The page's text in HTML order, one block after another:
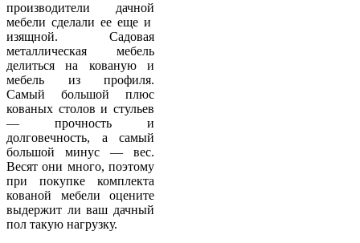
производители дачной
мебели сделали ее еще и
изящной. Садовая
металлическая мебель
делиться на кованую и
мебель из профиля.
Самый большой плюс
кованых столов и стульев
— прочность и
долговечность, а самый
большой минус — вес.
Весят они много, поэтому
при покупке комплекта
кованой мебели оцените
выдержит ли ваш дачный
пол такую нагрузку.